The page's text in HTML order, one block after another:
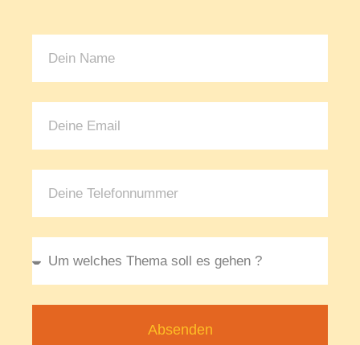
Absenden